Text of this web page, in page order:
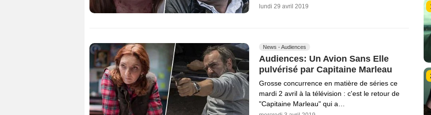
lundi 29 avril 2019
News - Audiences
Audiences: Un Avion Sans Elle
pulvérisé par Capitaine Marleau
Grosse concurrence en matière de séries ce
mardi 2 avril à la télévision : c'est le retour de
"Capitaine Marleau" qui a…